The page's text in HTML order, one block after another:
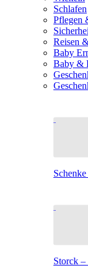
Schlafen
Pflegen
Reisen
Baby
Baby &
Storck –